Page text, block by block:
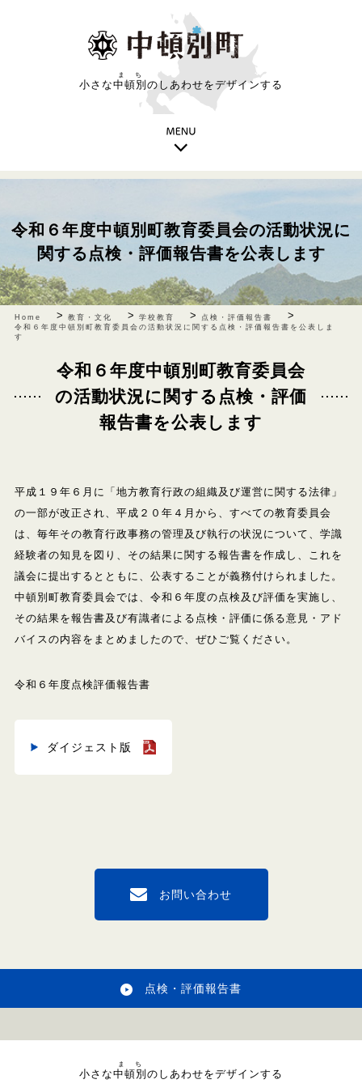
小さな中頓別
まち
のしあわせをデザインする
令和６年度中頓別町教育委員会の活動状況に
関する点検・評価報告書を公表します
Home > 教育・文化 > 学校教育 > 点検・評価報告書 >
令和６年度中頓別町教育委員会の活動状況に関する点検・評価報告書を公表しま
す
令和６年度中頓別町教育委員会
の活動状況に関する点検・評価
報告書を公表します
平成１９年６月に「地方教育行政の組織及び運営に関する法律」
の一部が改正され、平成２０年４月から、すべての教育委員会
は、 毎年その教育行政事務の管理及び執行の状況について、学識
経験者の知見を図り、その結果に関する報告書を作成し、これを
議会に提出するとともに、公表することが義務付けられました。
中頓別町教育委員会では、令和６年度の点検及び評価を実施し、
その結果を報告書及び有識者による点検・評価に係る意見・アド
バイスの内容をまとめましたので、ぜひご覧ください。
令和６年度点検評価報告書
ダイジェスト版
お問い合わせ
点検・評価報告書
小さな中頓別
まち
のしあわせをデザインする